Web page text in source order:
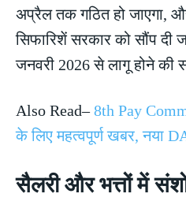
अप्रैल तक गठित हो जाएगा,
सिफारिशें सरकार को सौंप दी
जनवरी 2026 से लागू होने की
Also Read–8th Pay
के लिए महत्वपूर्ण खबर, नया
सैलरी और भत्तों में